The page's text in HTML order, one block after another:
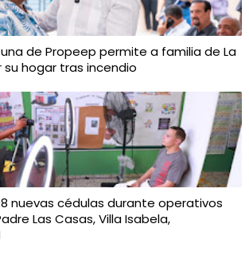
de Propeep permite a familia de La
hogar tras incendio
nuevas cédulas durante operativos
Las Casas, Villa Isabela,